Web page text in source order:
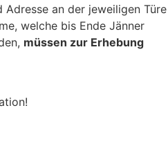
an der jeweiligen Türe
welche bis Ende Jänner
müssen zur Erhebung